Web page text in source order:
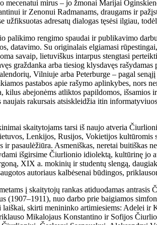
mirus – jo žmonai Marijai
ir Zenonui Radmanams, draugams ir
užfiksuotas adresatų dialogas tęsėsi ilgiau,
palikimo rengimo spaudai ir publikavimo
datavimo. Su originalais elgiamasi
savaip, lietuviškus intarpus stengtasi
graždanka arba tiesiog klysdavęs
Vilniuje arba Peterburge – pagal
pastabos apie rašymo aplinkybes, nors
kilus abejonėms atliktos papildomos,
rakursais atsiskleidžia itin
skaitytojams tarsi iš naujo atveria
Lenkijos, Rusijos, Vokietijos
ir pasaulėžiūra. Asmeniškas, neretai
išgirsime Čiurlionio idiolektą, kultūrinę jo
XIX a. mokinių ir studentų slengą,
autoriaus kalbėsenai būdingos,
į skaitytojų rankas atiduodamas
(1907–1911), nuo darbo prie baigiamos
laiškai, skirti menininko artimiesiems: Adelei
Mikalojaus Konstantino ir Sofijos